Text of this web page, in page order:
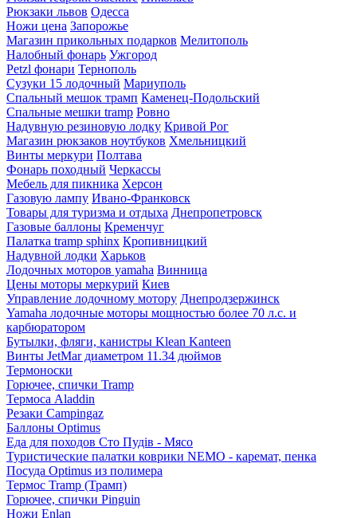
Рюкзаки львов Одесса
Ножи цена Запорожье
Магазин прикольных подарков Мелитополь
Налобный фонарь Ужгород
Petzl фонари Тернополь
Сузуки 15 лодочный Мариуполь
Спальный мешок трамп Каменец-Подольский
Спальные мешки tramp Ровно
Надувную резиновую лодку Кривой Рог
Магазин рюкзаков ноутбуков Хмельницкий
Винты меркури Полтава
Фонарь походный Черкассы
Мебель для пикника Херсон
Газовую лампу Ивано-Франковск
Товары для туризма и отдыха Днепропетровск
Газовые баллоны Кременчуг
Палатка tramp sphinx Кропивницкий
Надувной лодки Харьков
Лодочных моторов yamaha Винница
Цены моторы меркурий Киев
Управление лодочному мотору Днепродзержинск
Yamaha лодочные моторы мощностью более 70 л.с. и
карбюратором
Бутылки, фляги, канистры Klean Kanteen
Винты JetMar диаметром 11.34 дюймов
Термоноски
Горючее, спички Tramp
Термоса Aladdin
Резаки Campingaz
Баллоны Optimus
Еда для походов Сто Пудів - Мясо
Туристические палатки коврики NEMO - каремат, пенка
Посуда Optimus из полимера
Термос Tramp (Трамп)
Горючее, спички Pinguin
Ножи Enlan